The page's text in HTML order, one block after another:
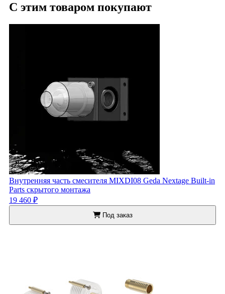
С этим товаром покупают
Внутренняя часть смесителя MIXDI08 Geda Nextage Built-in
Parts скрытого монтажа
19 460 ₽
Под заказ